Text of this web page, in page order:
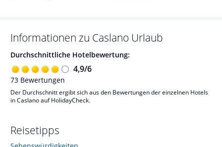
Informationen zu Caslano Urlaub
Durchschnittliche Hotelbewertung:
4,9/6
73 Bewertungen
Der Durchschnitt ergibt sich aus den Bewertungen der einzelnen Hotels
in Caslano auf HolidayCheck.
Reisetipps